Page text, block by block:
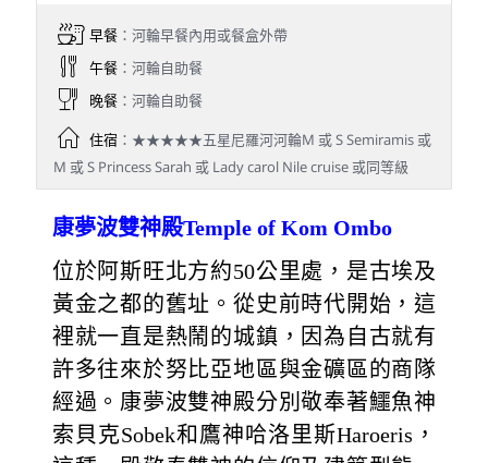
早餐：河輪早餐內用或餐盒外帶
午餐：河輪自助餐
晚餐：河輪自助餐
住宿：★★★★★五星尼羅河河輪M 或 S Semiramis 或
M 或 S Princess Sarah 或 Lady carol Nile cruise 或同等級
康夢波雙神殿Temple of Kom Ombo
位於阿斯旺北方約50公里處，是古埃及
黃金之都的舊址。從史前時代開始，這
裡就一直是熱鬧的城鎮，因為自古就有
許多往來於努比亞地區與金礦區的商隊
經過。康夢波雙神殿分別敬奉著鱷魚神
索貝克Sobek和鷹神哈洛里斯Haroeris，